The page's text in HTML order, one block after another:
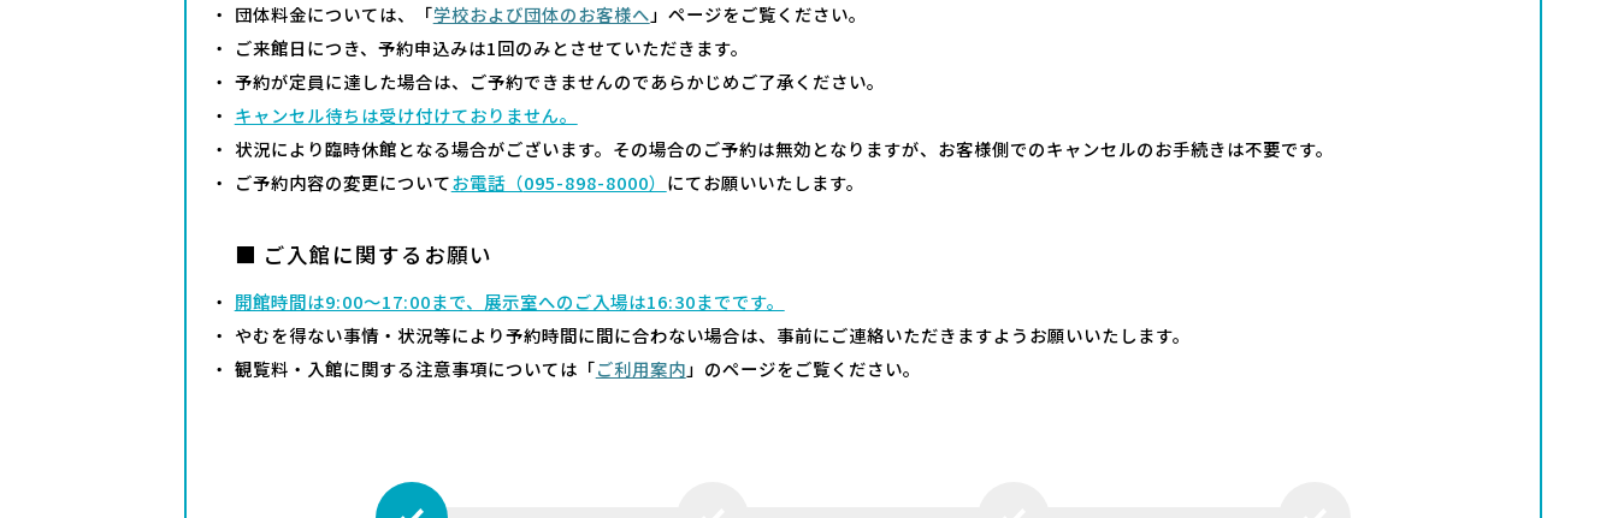
団体料金については、「学校および団体のお客様へ」ページをご覧ください。
ご来館日につき、予約申込みは1回のみとさせていただきます。
予約が定員に達した場合は、ご予約できませんのであらかじめご了承ください。
キャンセル待ちは受け付けておりません。
状況により臨時休館となる場合がございます。その場合のご予約は無効となりますが、お客様側でのキャンセルのお手続きは不要です。
ご予約内容の変更についてお電話（095-898-8000） にてお願いいたします。
■ ご入館に関するお願い
開館時間は9:00～17:00まで、展示室へのご入場は16:30までです。
やむを得ない事情・状況等により予約時間に間に合わない場合は、事前にご連絡いただきますようお願いいたします。
観覧料・入館に関する注意事項については「ご利用案内」のページをご覧ください。